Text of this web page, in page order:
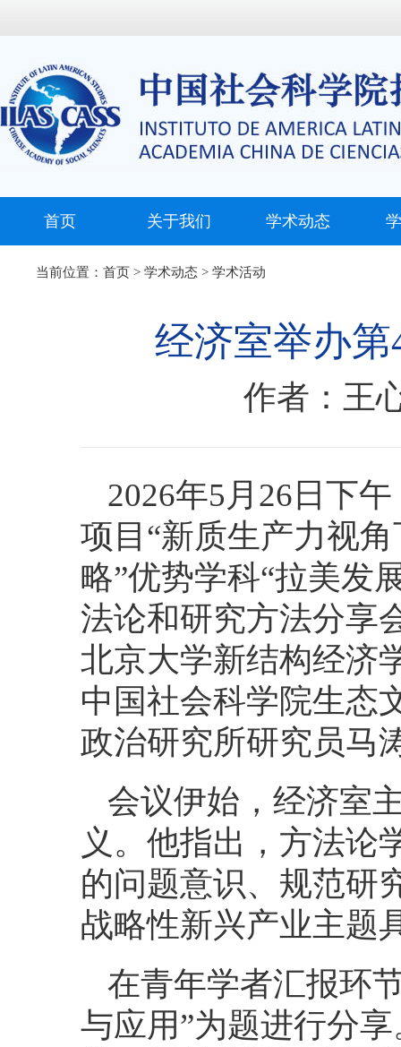
首页 关于我们 学术动态
当前位置： 首页 > 学术动态 > 学术活动
经济室举办
作者：
2026年5月26日下
项目“新质生产力视
略”优势学科“拉美发
法论和研究方法分享
北京大学新结构经济
中国社会科学院生态
政治研究所研究员马
会议伊始，经济室
义。他指出，方法论
的问题意识、规范研
战略性新兴产业主题
在青年学者汇报环
与应用”为题进行分